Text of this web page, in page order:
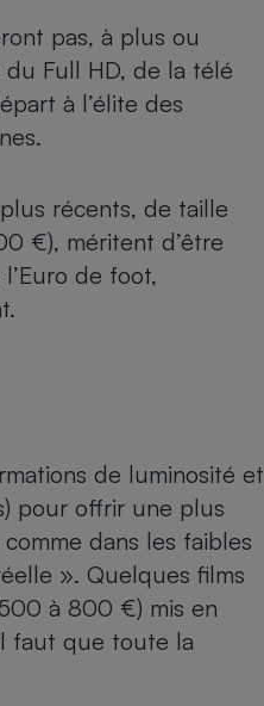
pas, à plus ou
du Full HD, de la télé
à l’élite des
récents, de taille
€), méritent d’être
de foot,
de luminosité et
pour offrir une plus
dans les faibles
». Quelques films
à 800 €) mis en
faut que toute la